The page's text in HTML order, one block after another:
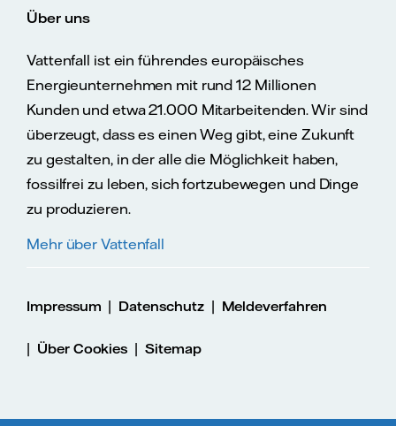
Über uns
Vattenfall ist ein führendes europäisches
Energieunternehmen mit rund 12 Millionen
Kunden und etwa 21.000 Mitarbeitenden. Wir sind
überzeugt, dass es einen Weg gibt, eine Zukunft
zu gestalten, in der alle die Möglichkeit haben,
fossilfrei zu leben, sich fortzubewegen und Dinge
zu produzieren.
Mehr über Vattenfall
Impressum | Datenschutz| Meldeverfahren
| Über Cookies |Sitemap